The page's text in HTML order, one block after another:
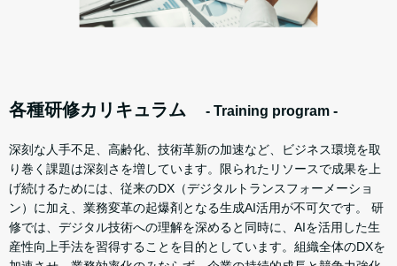
各種研修カリキュラム - Training program -
深刻な人手不足、高齢化、技術革新の加速など、ビジネス環境を取
り巻く課題は深刻さを増しています。限られたリソースで成果を上
げ続けるためには、従来のDX（デジタルトランスフォーメーショ
ン）に加え、業務変革の起爆剤となる生成AI活用が不可欠です。 研
修では、デジタル技術への理解を深めると同時に、AIを活用した生
産性向上手法を習得することを目的としています。組織全体のDXを